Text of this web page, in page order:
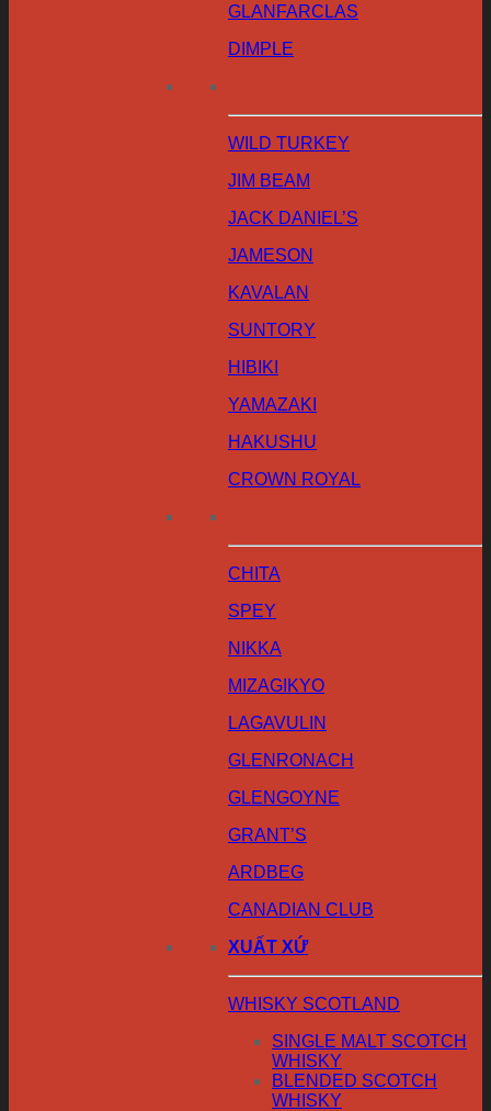
GLANFARCLAS
DIMPLE
WILD TURKEY
JIM BEAM
JACK DANIEL’S
JAMESON
KAVALAN
SUNTORY
HIBIKI
YAMAZAKI
HAKUSHU
CROWN ROYAL
CHITA
SPEY
NIKKA
MIZAGIKYO
LAGAVULIN
GLENRONACH
GLENGOYNE
GRANT’S
ARDBEG
CANADIAN CLUB
XUẤT XỨ
WHISKY SCOTLAND
SINGLE MALT SCOTCH
WHISKY
BLENDED SCOTCH
WHISKY